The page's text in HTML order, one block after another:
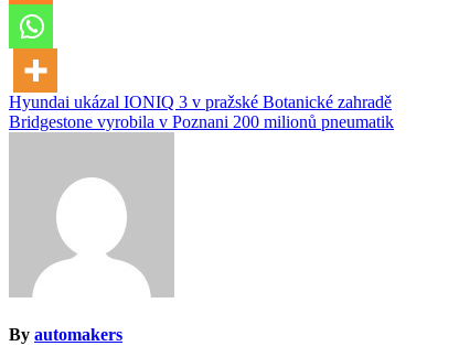
Navigace
pro
Hyundai ukázal IONIQ 3 v pražské Botanické zahradě
Bridgestone vyrobila v Poznani 200 milionů pneumatik
By automakers